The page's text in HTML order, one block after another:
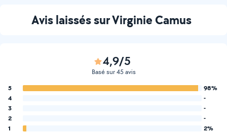
Avis laissés sur Virginie Camus
4,9/5
Basé sur 45 avis
5
98%
4
-
3
-
2
-
1
2%